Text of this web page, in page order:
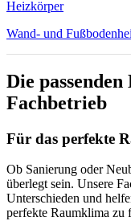
Heizkörper
Wand- und
Die
Fachbetrieb
Für das perfekte
Ob Sanierung oder
überlegt sein. Unsere
Unterschieden und
perfekte Raumklima zu